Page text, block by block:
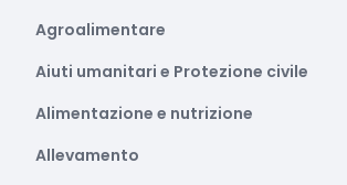
Agroalimentare
Aiuti umanitari e Protezione civile
Alimentazione e nutrizione
Allevamento